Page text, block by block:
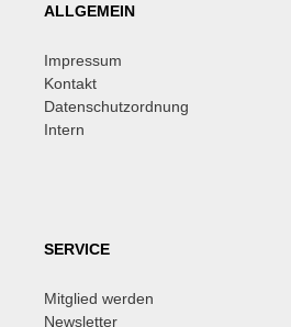
ALLGEMEIN
Impressum
Kontakt
Datenschutzordnung
Intern
SERVICE
Mitglied werden
Newsletter